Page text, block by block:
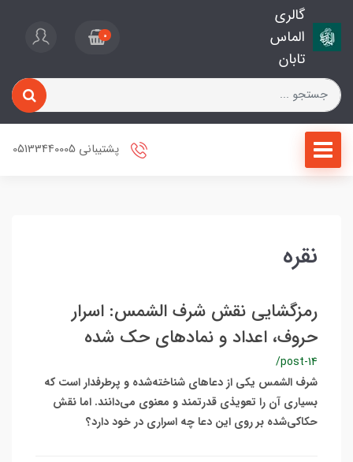
گالری
الماس
تابان
0
پشتیبانی 05133440005
نقره
رمزگشایی نقش شرف الشمس: اسرار
حروف، اعداد و نمادهای حک شده
/post-14
شرف الشمس یکی از دعاهای شناخته‌شده و پرطرفدار است که
بسیاری آن را تعویذی قدرتمند و معنوی می‌دانند. اما نقش
حکاکی‌شده بر روی این دعا چه اسراری در خود دارد؟